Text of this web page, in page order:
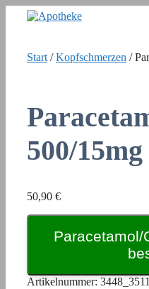
Inhalt
Start /Kopfschmerzen /
500/15mg
50,90 €
Paracetamol/
Artikelnummer: